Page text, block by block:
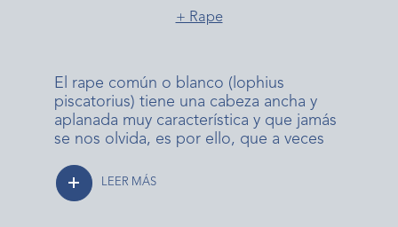
+ Rape
El rape común o blanco (lophius
piscatorius) tiene una cabeza ancha y
aplanada muy característica y que jamás
se nos olvida, es por ello, que a veces
LEER MÁS